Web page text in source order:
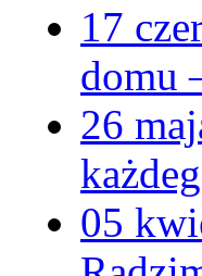
17
domu
26
05